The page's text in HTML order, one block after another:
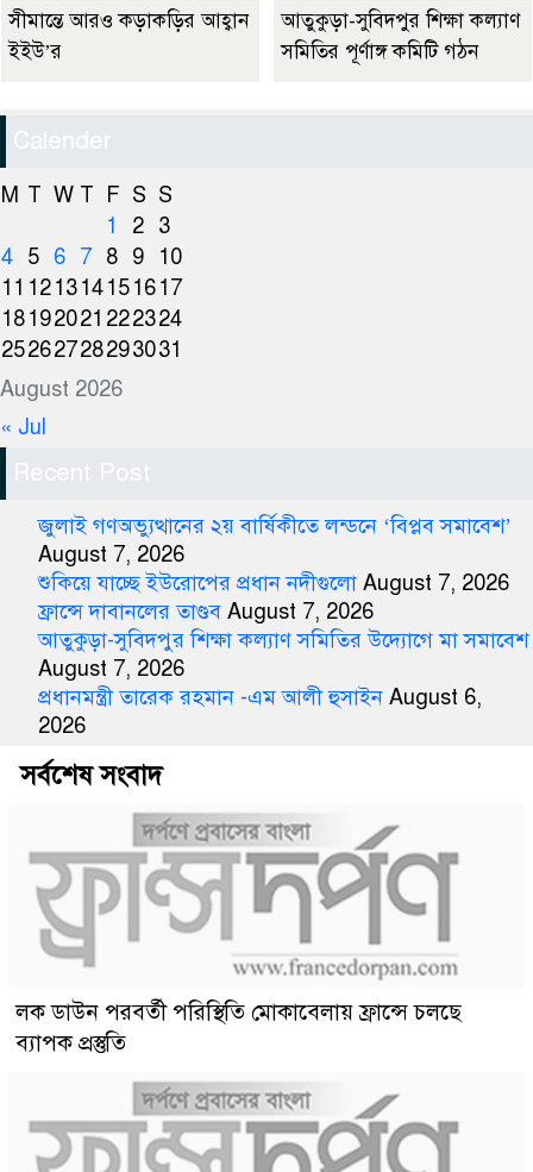
সীমান্তে আরও কড়াকড়ির আহ্বান
ইইউ’র
আতুকুড়া-সুবিদপুর শিক্ষা কল্যাণ
সমিতির পূর্ণাঙ্গ কমিটি গঠন
Calender
August 2026
M T W T F S S
1
2 3
4 5 6 7 8 9
10
11 121314151617
18192021 222324
25262728293031
« Jul
Recent Post
জুলাই গণঅভ্যুত্থানের ২য় বার্ষিকীতে লন্ডনে ‘বিপ্লব সমাবেশ’
August 7, 2026
শুকিয়ে যাচ্ছে ইউরোপের প্রধান নদীগুলো August 7, 2026
ফ্রান্সে দাবানলের তাণ্ডব August 7, 2026
আতুকুড়া-সুবিদপুর শিক্ষা কল্যাণ সমিতির উদ্যোগে মা সমাবেশ
August 7, 2026
প্রধানমন্ত্রী তারেক রহমান -এম আলী হুসাইন August 6,
2026
সর্বশেষ সংবাদ
লক ডাউন পরবর্তী পরিস্থিতি মোকাবেলায় ফ্রান্সে চলছে
ব্যাপক প্রস্তুতি